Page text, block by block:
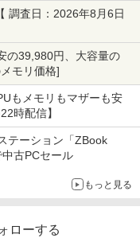
調査日：2026年8月6日
の39,980円、大容量の
メモリ価格]
もメモリもマザーも安
時配信】
テーション「ZBook
古PCセール
もっと見る
ローする